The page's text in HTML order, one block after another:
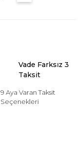
Vade Farksız 3
Taksit
9 Aya Varan Taksit
Seçenekleri